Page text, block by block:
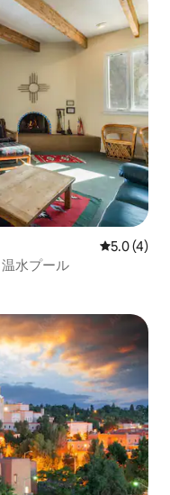
レビュー4
5.0 (4)
水プール